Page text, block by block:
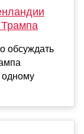
обсуждать
одному